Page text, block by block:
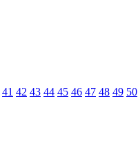
41 42 43 44 45 46 47 48 49 50